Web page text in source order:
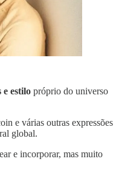
e estilo próprio do universo
e várias outras expressões
global.
e incorporar, mas muito